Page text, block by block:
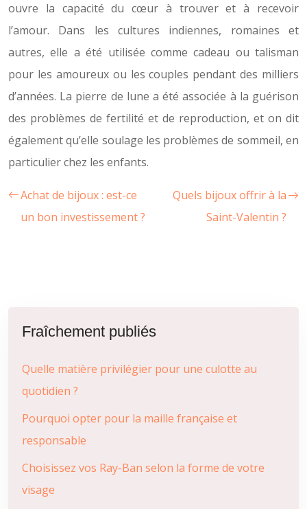
ouvre la capacité du cœur à trouver et à recevoir
l’amour. Dans les cultures indiennes, romaines et
autres, elle a été utilisée comme cadeau ou talisman
pour les amoureux ou les couples pendant des milliers
d’années. La pierre de lune a été associée à la guérison
des problèmes de fertilité et de reproduction, et on dit
également qu’elle soulage les problèmes de sommeil, en
particulier chez les enfants.
Achat de bijoux : est-ce
un bon investissement ?
Quels bijoux offrir à la
Saint-Valentin ?
Fraîchement publiés
Quelle matière privilégier pour une culotte au
quotidien ?
Pourquoi opter pour la maille française et
responsable
Choisissez vos Ray-Ban selon la forme de votre
visage